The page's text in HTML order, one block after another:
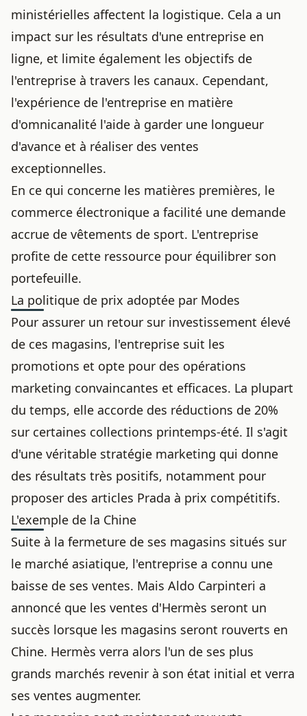
ministérielles affectent la logistique. Cela a un
impact sur les résultats d'une entreprise en
ligne, et limite également les objectifs de
l'entreprise à travers les canaux. Cependant,
l'expérience de l'entreprise en matière
d'omnicanalité l'aide à garder une longueur
d'avance et à réaliser des ventes
exceptionnelles.
En ce qui concerne les matières premières, le
commerce électronique a facilité une demande
accrue de vêtements de sport. L'entreprise
profite de cette ressource pour équilibrer son
portefeuille.
La politique de prix adoptée par Modes
Pour assurer un retour sur investissement élevé
de ces magasins, l'entreprise suit les
promotions et opte pour des opérations
marketing convaincantes et efficaces. La plupart
du temps, elle accorde des réductions de 20%
sur certaines collections printemps-été. Il s'agit
d'une véritable stratégie marketing qui donne
des résultats très positifs, notamment pour
proposer des articles Prada à prix compétitifs.
L'exemple de la Chine
Suite à la fermeture de ses magasins situés sur
le marché asiatique, l'entreprise a connu une
baisse de ses ventes. Mais Aldo Carpinteri a
annoncé que les ventes d'Hermès seront un
succès lorsque les magasins seront rouverts en
Chine. Hermès verra alors l'un de ses plus
grands marchés revenir à son état initial et verra
ses ventes augmenter.